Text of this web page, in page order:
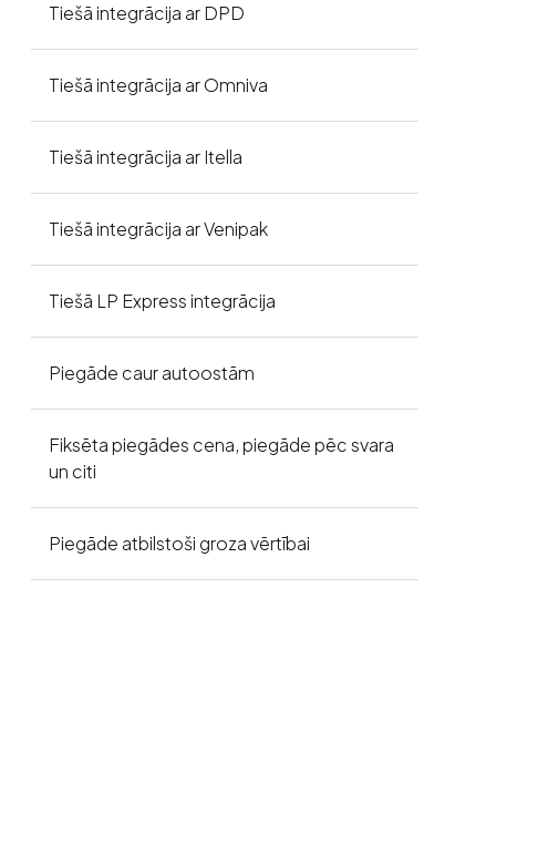
Tiešā integrācija ar DPD
Tiešā integrācija ar Omniva
Tiešā integrācija ar Itella
Tiešā integrācija ar Venipak
Tiešā LP Express integrācija
Piegāde caur autoostām
Fiksēta piegādes cena, piegāde pēc svara
un citi
Piegāde atbilstoši groza vērtībai